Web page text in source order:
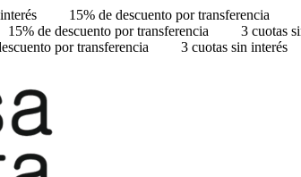
15% de descuento por transferencia
15% de descuento por transferencia 3 cuotas
por transferencia 3 cuotas sin interés